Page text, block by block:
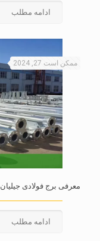
ادامه مطلب
ممکن است 27, 2024
معرفی برج فولادی جیلیان
ادامه مطلب